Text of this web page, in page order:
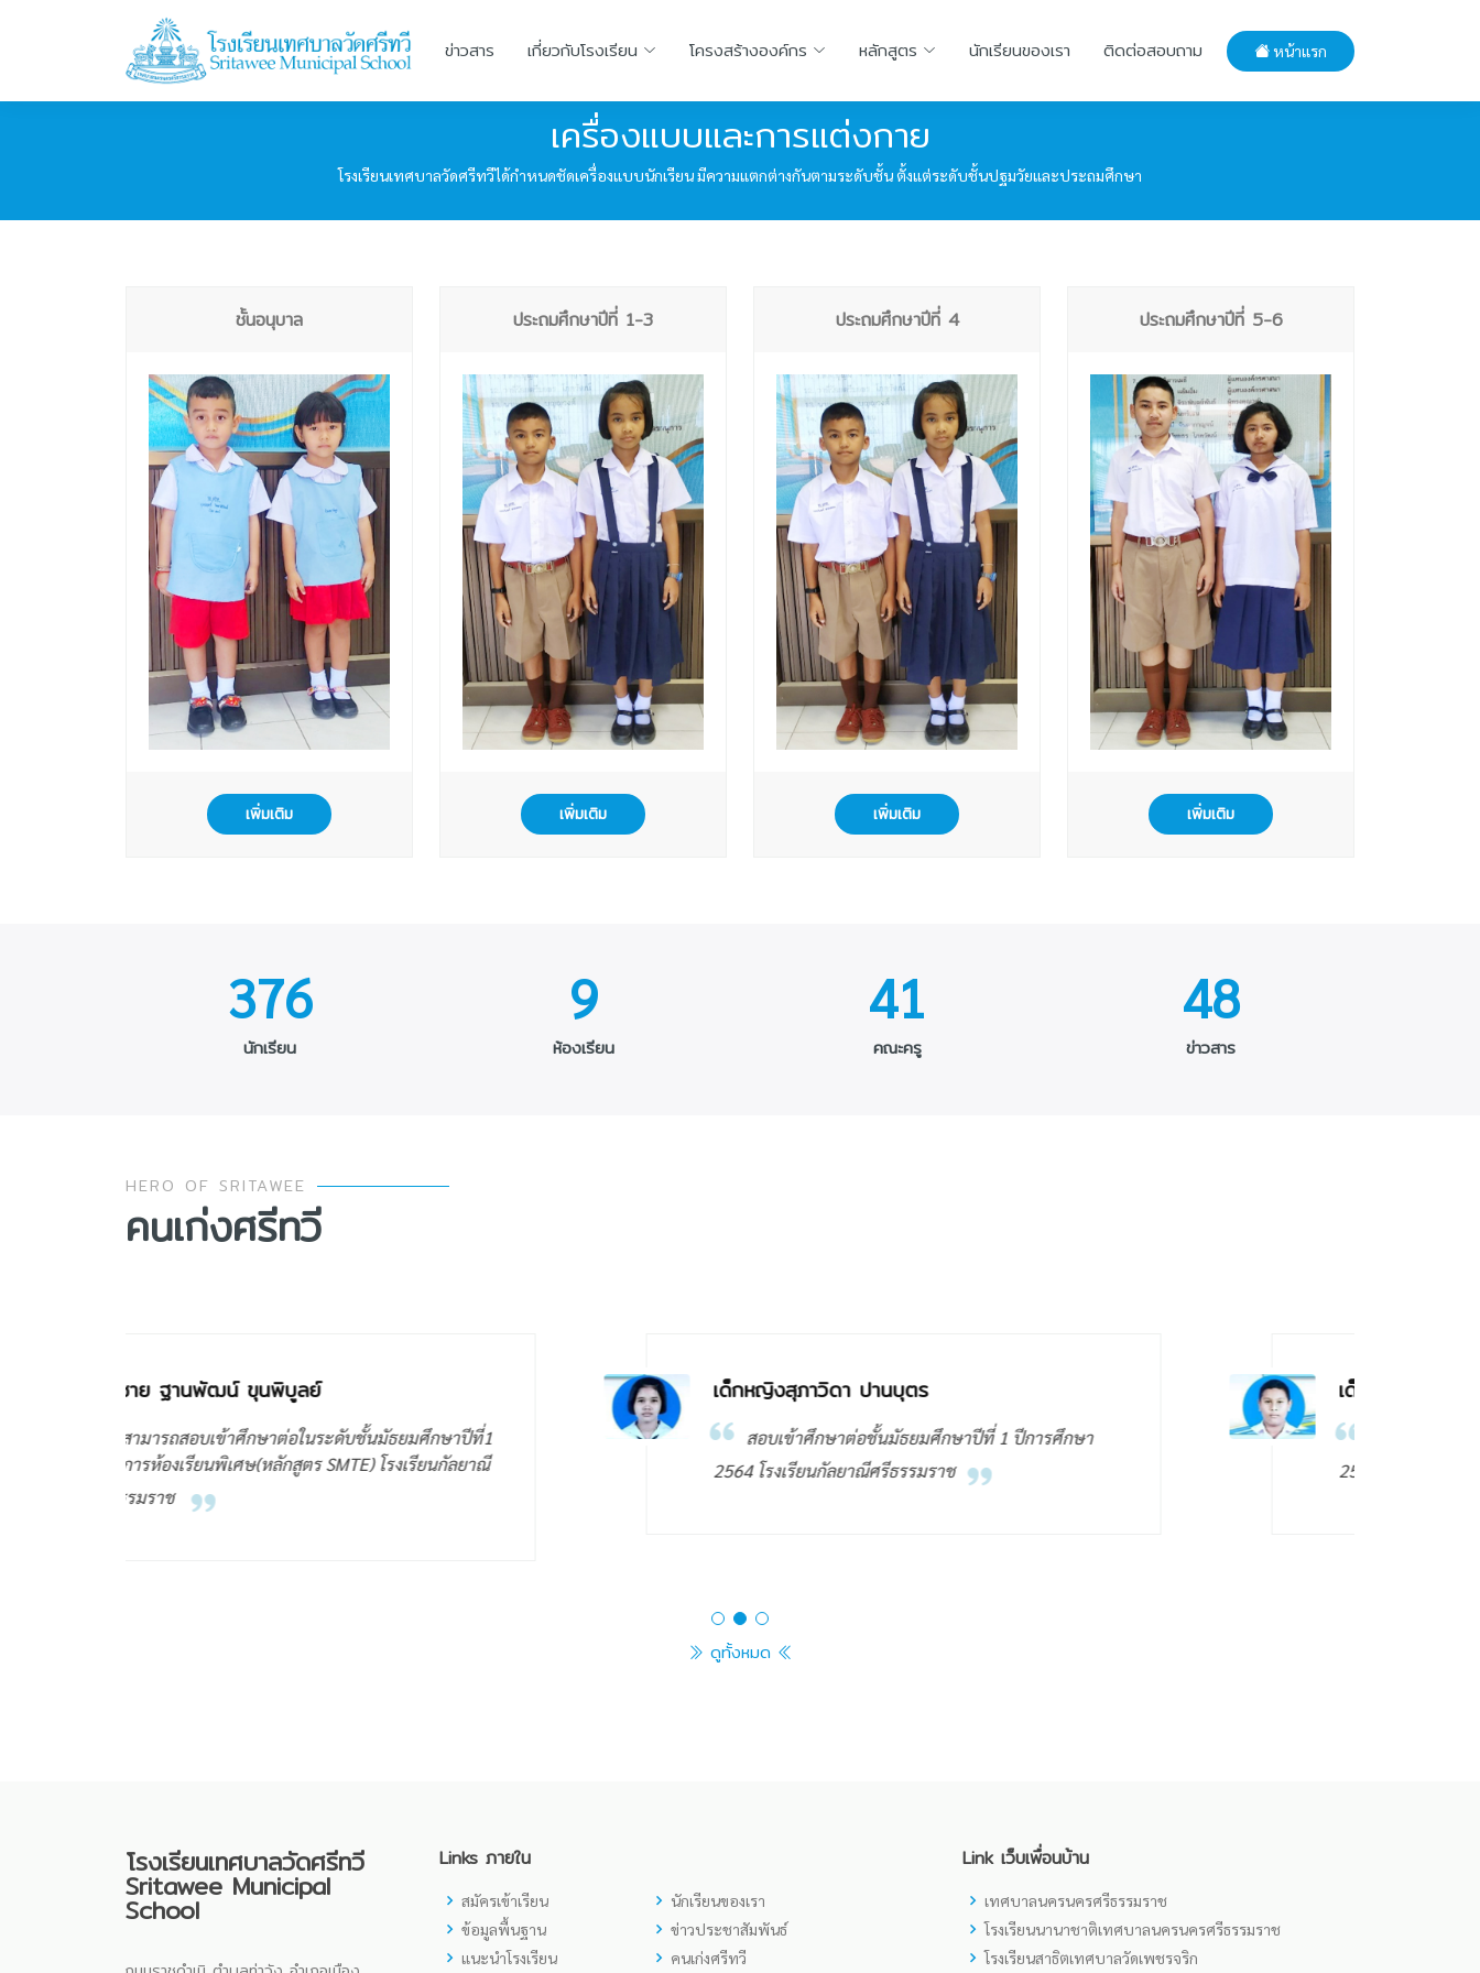
ข่าวสาร เกี่ยวกับโรงเรียน โครงสร้างองค์กร หลักสูตร นักเรียนของเรา ติดต่อสอบถาม หน้าแรก
เครื่องแบบและการแต่งกาย
โรงเรียนเทศบาลวัดศรีทวีได้กำหนดชัดเครื่องแบบนักเรียน มีความแตกต่างกันตามระดับชั้น ตั้งแต่ระดับชั้นปฐมวัยและประถมศึกษา
ชั้นอนุบาล
เพิ่มเติม
ประถมศึกษาปีที่ 1-3
เพิ่มเติม
ประถมศึกษาปีที่ 4
เพิ่มเติม
ประถมศึกษาปีที่ 5-6
เพิ่มเติม
376
นักเรียน
9
ห้องเรียน
41
คณะครู
48
ข่าวสาร
HERO OF SRITAWEE
คนเก่งศรีทวี
เด็กหญิงสุภาวิดา ปานบุตร
สอบเข้าศึกษาต่อชั้นมัธยมศึกษาปีที่ 1 ปีการศึกษา
2564 โรงเรียนกัลยาณีศรีธรรมราช
เด็กชายเดชาธร ฤทธิ์บรรเจิด
สอบเข้าศึกษาต่อชั้นมัธยมศึกษาปีที่ 1 ปีการศึกษา
2564 โรงเรียนกัลยาณีศรีธรรมราช
ดูทั้งหมด
โรงเรียนเทศบาลวัดศรีทวี
Sritawee Municipal
School
Links ภายใน
สมัครเข้าเรียน
ข้อมูลพื้นฐาน
แนะนำโรงเรียน
นักเรียนของเรา
ข่าวประชาสัมพันธ์
คนเก่งศรีทวี
Link เว็บเพื่อนบ้าน
เทศบาลนครนครศรีธรรมราช
โรงเรียนนานาชาติเทศบาลนครนครศรีธรรมราช
โรงเรียนสาธิตเทศบาลวัดเพชรจริก